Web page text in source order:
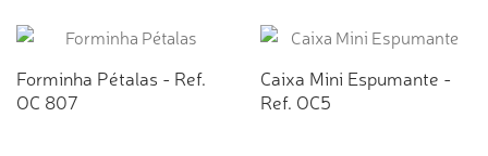
Forminha Pétalas - Ref.
OC 807
Caixa Mini Espumante -
Ref. OC5